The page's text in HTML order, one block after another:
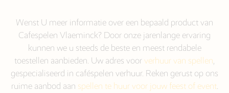
Wenst U meer informatie over een bepaald product van
Cafespelen Vlaeminck? Door onze jarenlange ervaring
kunnen we u steeds de beste en meest rendabele
toestellen aanbieden. Uw adres voorverhuur van spellen,
gespecialiseerd in caféspelen verhuur. Reken gerust op ons
ruime aanbod aan spellen te huur voor jouw feest of event.